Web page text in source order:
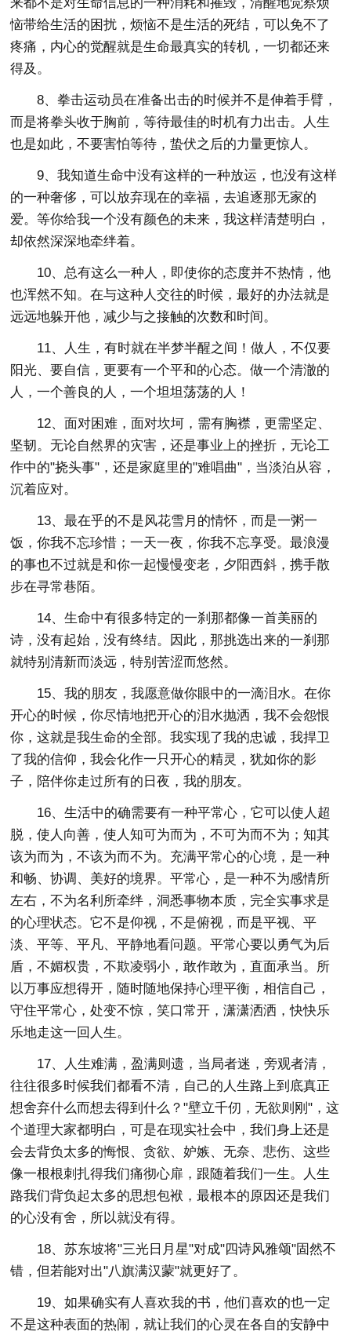
恼带给生活的困扰，烦恼不是生活的死结，可以免不了
疼痛，内心的觉醒就是生命最真实的转机，一切都还来
得及。
8、拳击运动员在准备出击的时候并不是伸着手臂，
而是将拳头收于胸前，等待最佳的时机有力出击。人生
也是如此，不要害怕等待，蛰伏之后的力量更惊人。
9、我知道生命中没有这样的一种放运，也没有这样
的一种奢侈，可以放弃现在的幸福，去追逐那无家的
爱。等你给我一个没有颜色的未来，我这样清楚明白，
却依然深深地牵绊着。
10、总有这么一种人，即使你的态度并不热情，他
也浑然不知。在与这种人交往的时候，最好的办法就是
远远地躲开他，减少与之接触的次数和时间。
11、人生，有时就在半梦半醒之间！做人，不仅要
阳光、要自信，更要有一个平和的心态。做一个清澈的
人，一个善良的人，一个坦坦荡荡的人！
12、面对困难，面对坎坷，需有胸襟，更需坚定、
坚韧。无论自然界的灾害，还是事业上的挫折，无论工
作中的"挠头事"，还是家庭里的"难唱曲"，当淡泊从容，
沉着应对。
13、最在乎的不是风花雪月的情怀，而是一粥一
饭，你我不忘珍惜；一天一夜，你我不忘享受。最浪漫
的事也不过就是和你一起慢慢变老，夕阳西斜，携手散
步在寻常巷陌。
14、生命中有很多特定的一刹那都像一首美丽的
诗，没有起始，没有终结。因此，那挑选出来的一刹那
就特别清新而淡远，特别苦涩而悠然。
15、我的朋友，我愿意做你眼中的一滴泪水。在你
开心的时候，你尽情地把开心的泪水抛洒，我不会怨恨
你，这就是我生命的全部。我实现了我的忠诚，我捍卫
了我的信仰，我会化作一只开心的精灵，犹如你的影
子，陪伴你走过所有的日夜，我的朋友。
16、生活中的确需要有一种平常心，它可以使人超
脱，使人向善，使人知可为而为，不可为而不为；知其
该为而为，不该为而不为。充满平常心的心境，是一种
和畅、协调、美好的境界。平常心，是一种不为感情所
左右，不为名利所牵绊，洞悉事物本质，完全实事求是
的心理状态。它不是仰视，不是俯视，而是平视、平
淡、平等、平凡、平静地看问题。平常心要以勇气为后
盾，不媚权贵，不欺凌弱小，敢作敢为，直面承当。所
以万事应想得开，随时随地保持心理平衡，相信自己，
守住平常心，处变不惊，笑口常开，潇潇洒洒，快快乐
乐地走这一回人生。
17、人生难满，盈满则遗，当局者迷，旁观者清，
往往很多时候我们都看不清，自己的人生路上到底真正
想舍弃什么而想去得到什么？"壁立千仞，无欲则刚"，这
个道理大家都明白，可是在现实社会中，我们身上还是
会去背负太多的悔恨、贪欲、妒嫉、无奈、悲伤、这些
像一根根刺扎得我们痛彻心扉，跟随着我们一生。人生
路我们背负起太多的思想包袱，最根本的原因还是我们
的心没有舍，所以就没有得。
18、苏东坡将"三光日月星"对成"四诗风雅颂"固然不
错，但若能对出"八旗满汉蒙"就更好了。
19、如果确实有人喜欢我的书，他们喜欢的也一定
不是这种表面的热闹，就让我们的心灵在各自的安静中